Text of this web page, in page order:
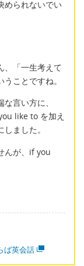
められないでい
、「一生考えて
ことですね。
言い方に、
like to を加え
ました。
んが、if you
ば英会話